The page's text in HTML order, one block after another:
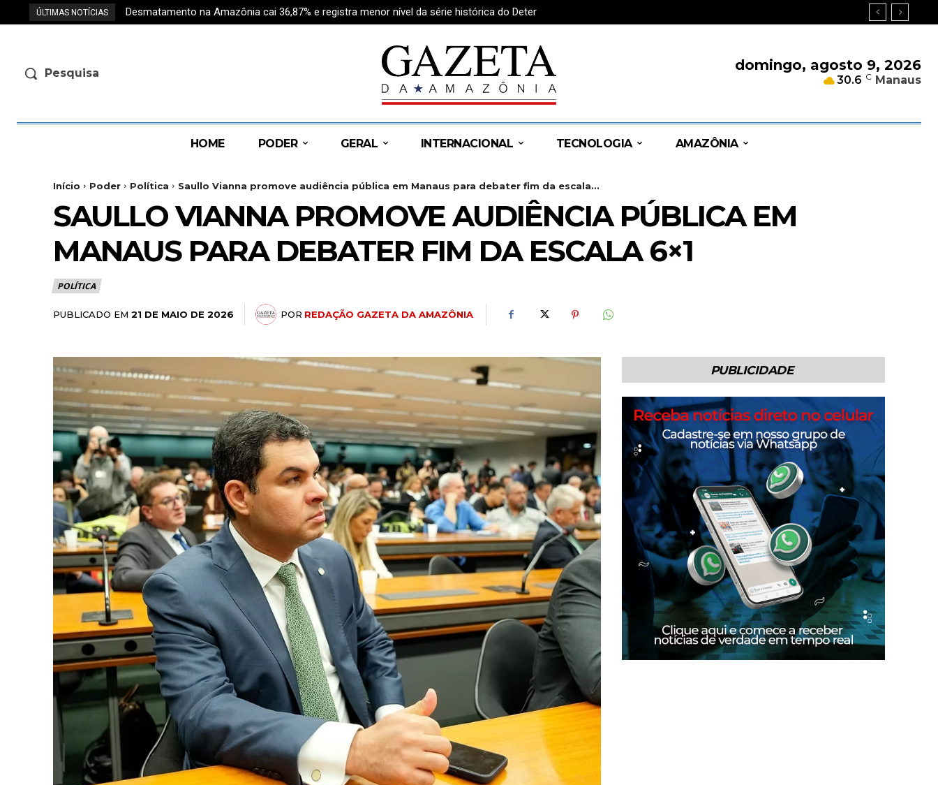
ÚLTIMAS NOTÍCIAS Desmatamento na Amazônia cai 36,87% e registra menor nível da série histórica do Deter
Pesquisa domingo, agosto 9, 2026
30.6 C Manaus
HOME PODER GERAL INTERNACIONAL TECNOLOGIA AMAZÔNIA
Início Poder Política Saullo Vianna promove audiência pública em Manaus para debater fim da escala...
SAULLO VIANNA PROMOVE AUDIÊNCIA PÚBLICA EM
MANAUS PARA DEBATER FIM DA ESCALA 6×1
POLÍTICA
PUBLICADO EM 21 DE MAIO DE 2026 POR REDAÇÃO GAZETA DA AMAZÔNIA
PUBLICIDADE